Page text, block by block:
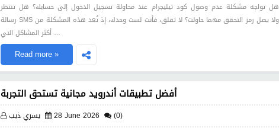
هل تواجه مشكلة عدم وصول كود تيليجرام عند محاولة تسجيل الدخول إلى حسابك؟ هل تنتظر
رسالة SMS ولا يصل رمز التحقق مهما حاولت؟ لا تقلق، فأنت لست وحدك، إذ تُعد هذه المشكلة من
أكثر المشاكل التي …
Read more »
أفضل تطبيقات أندرويد مجانية تستحق التجربة
يسري ذيب 28 June 2026 (0)